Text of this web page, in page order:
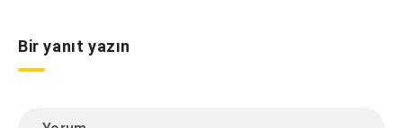
Bir yanıt yazın